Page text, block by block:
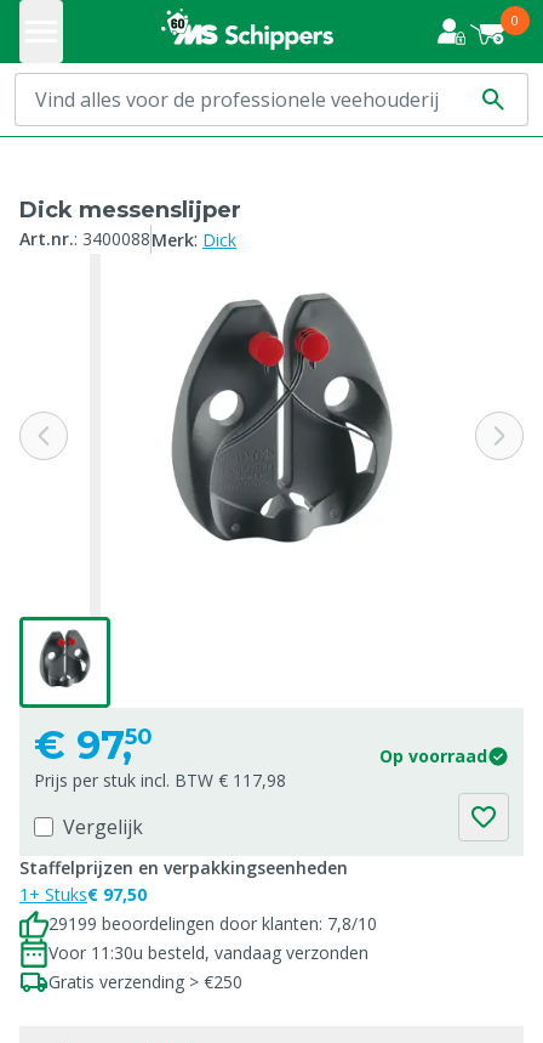
0
Dick messenslijper
Art.nr.: 3400088Merk: Dick
€ 97,50
Op voorraad
Prijs per stuk incl. BTW € 117,98
Vergelijk
Staffelprijzen en verpakkingseenheden
1+ Stuks€ 97,50
29199 beoordelingen door klanten: 7,8/10
Voor 11:30u besteld, vandaag verzonden
Gratis verzending > €250